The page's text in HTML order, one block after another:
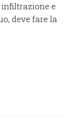
e
deve fare la